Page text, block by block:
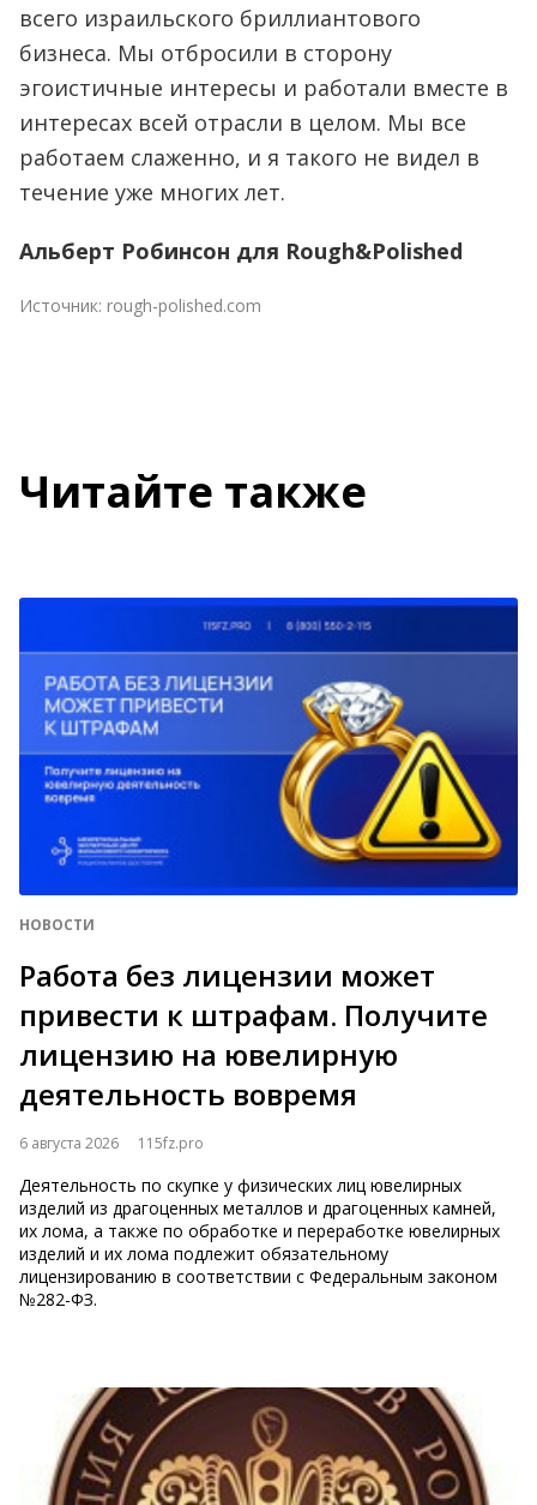
всего израильского бриллиантового
бизнеса. Мы отбросили в сторону
эгоистичные интересы и работали вместе в
интересах всей отрасли в целом. Мы все
работаем слаженно, и я такого не видел в
течение уже многих лет.
Альберт Робинсон для Rough&Polished
Источник: rough-polished.com
Читайте также
НОВОСТИ
Работа без лицензии может
привести к штрафам. Получите
лицензию на ювелирную
деятельность вовремя
6 августа 2026 115fz.pro
Деятельность по скупке у физических лиц ювелирных
изделий из драгоценных металлов и драгоценных камней,
их лома, а также по обработке и переработке ювелирных
изделий и их лома подлежит обязательному
лицензированию в соответствии с Федеральным зак​​​​​​​оном
№282-ФЗ.